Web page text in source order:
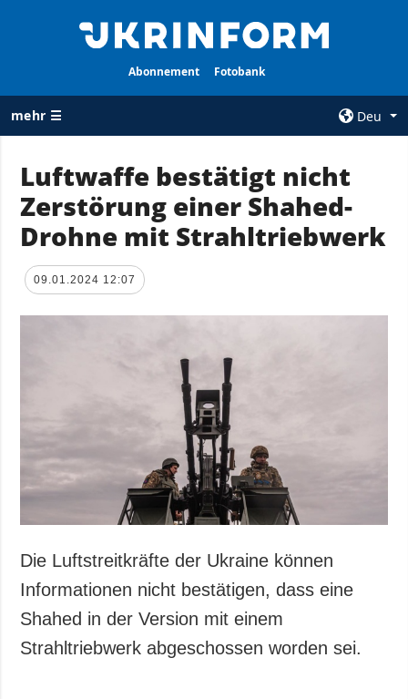
Abonnement Fotobank
mehr ☰
Deu
ALLE
RUBRIKEN
Krieg
Wiederaufbau
Sport
Kriminalität
Notstand und
AGENTUR
Über uns
Politik zur
ZUSÄTZLICH
Veröffentlichungen
Interview
LEISTUNGEN
Abonnement
Fotobank
Luftwaffe bestätigt nicht
Zerstörung einer Shahed-
Drohne mit Strahltriebwerk
09.01.2024 12:07
Die Luftstreitkräfte der Ukraine können
Informationen nicht bestätigen, dass eine
Shahed in der Version mit einem
Strahltriebwerk abgeschossen worden sei.